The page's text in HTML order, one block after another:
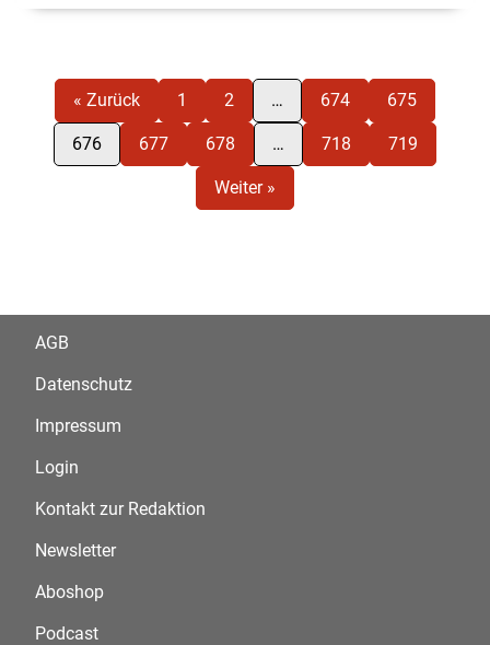
« Zurück 1 2 … 674 675
676 677 678 … 718 719
Weiter »
AGB
Datenschutz
Impressum
Login
Kontakt zur Redaktion
Newsletter
Aboshop
Podcast